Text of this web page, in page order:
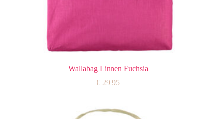
Wallabag Linnen Fuchsia
€ 29,95